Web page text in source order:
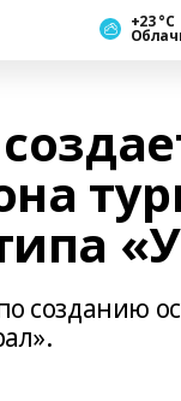
+23 °С
созданию